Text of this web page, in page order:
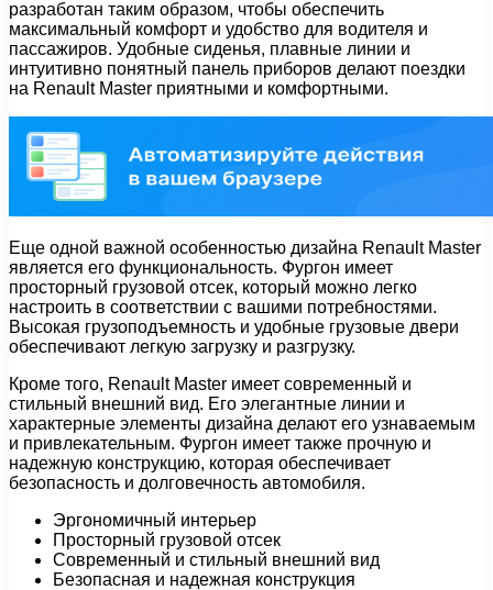
разработан таким образом, чтобы обеспечить
максимальный комфорт и удобство для водителя и
пассажиров. Удобные сиденья, плавные линии и
интуитивно понятный панель приборов делают поездки
на Renault Master приятными и комфортными.
Еще одной важной особенностью дизайна Renault Master
является его функциональность. Фургон имеет
просторный грузовой отсек, который можно легко
настроить в соответствии с вашими потребностями.
Высокая грузоподъемность и удобные грузовые двери
обеспечивают легкую загрузку и разгрузку.
Кроме того, Renault Master имеет современный и
стильный внешний вид. Его элегантные линии и
характерные элементы дизайна делают его узнаваемым
и привлекательным. Фургон имеет также прочную и
надежную конструкцию, которая обеспечивает
безопасность и долговечность автомобиля.
Эргономичный интерьер
Просторный грузовой отсек
Современный и стильный внешний вид
Безопасная и надежная конструкция